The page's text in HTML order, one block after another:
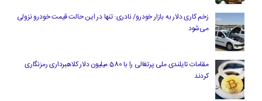
زخم کاری دلار به بازار خودرو/ نادری: تنها در این حالت قیمت خودرو نزولی
می‌شود
مقامات تایلندی ملی پرتغالی را با 580 میلیون دلار کلاهبرداری رمزنگاری
کردند